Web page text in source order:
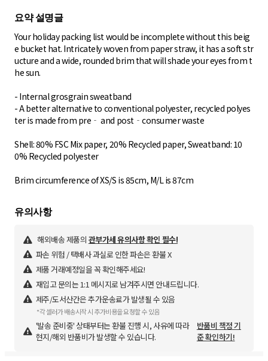
요약 설명글
Your holiday packing list would be incomplete without this beig
e bucket hat. Intricately woven from paper straw, it has a soft str
ucture and a wide, rounded brim that will shade your eyes from t
he sun.
- Internal grosgrain sweatband
- A better alternative to conventional polyester, recycled polyes
ter is made from pre‐ and post‐consumer waste
Shell: 80% FSC Mix paper, 20% Recycled paper, Sweatband: 10
0% Recycled polyester
Brim circumference of XS/S is 85cm, M/L is 87cm
유의사항
해외배송 제품의 관부가세 유의사항 확인 필수!
파손 위험 / 택배사 과실로 인한 파손은 환불 X
제품 거래예정일을 꼭 확인해주세요!
재입고 문의는 1:1 메시지로 남겨주시면 안내드립니다.
제주/도서산간은 추가운송료가 발생될 수 있음
*각 셀러가 배송시작 시 추가비용을 요청할 수 있음
'발송 준비중' 상태부터는 환불 진행 시, 사유에 따라
현지/해외 반품비가 발생할 수 있습니다.
반품비 책정 기
준 확인하기!